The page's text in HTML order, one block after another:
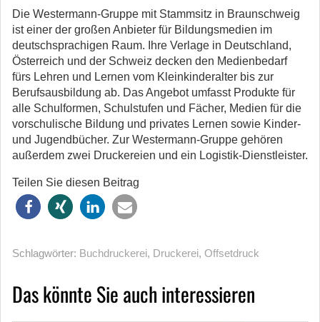
Die Westermann-Gruppe mit Stammsitz in Braunschweig
ist einer der großen Anbieter für Bildungsmedien im
deutschsprachigen Raum. Ihre Verlage in Deutschland,
Österreich und der Schweiz decken den Medienbedarf
fürs Lehren und Lernen vom Kleinkinderalter bis zur
Berufsausbildung ab. Das Angebot umfasst Produkte für
alle Schulformen, Schulstufen und Fächer, Medien für die
vorschulische Bildung und privates Lernen sowie Kinder-
und Jugendbücher. Zur Westermann-Gruppe gehören
außerdem zwei Druckereien und ein Logistik-Dienstleister.
Teilen Sie diesen Beitrag
Schlagwörter: Buchdruckerei, Druckerei, Offsetdruck
Das könnte Sie auch interessieren